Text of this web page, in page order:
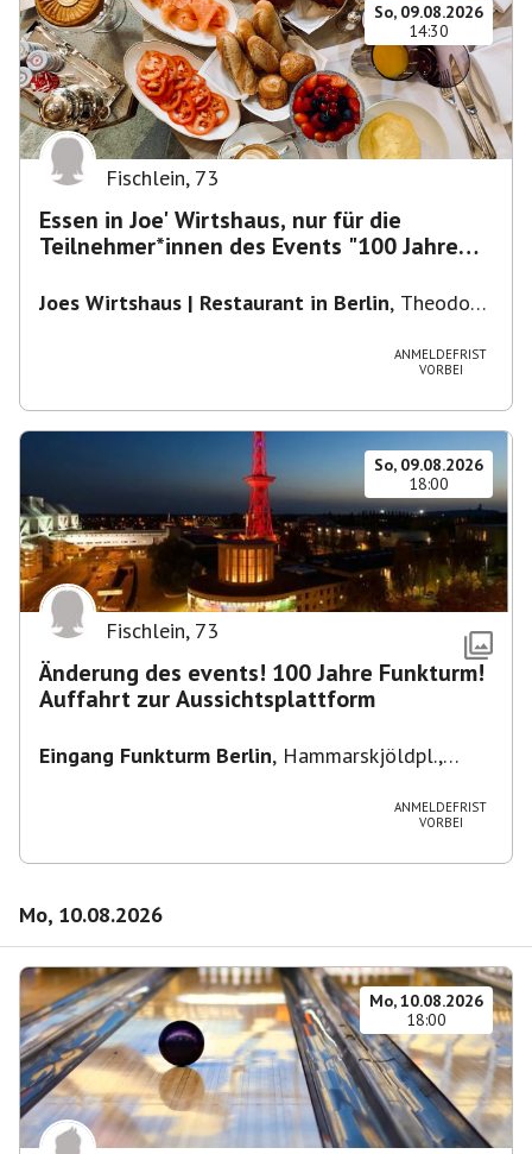
So, 09.08.2026
14:30
Fischlein, 73
Essen in Joe' Wirtshaus, nur für die
Teilnehmer*innen des Events "100 Jahre
Joes Wirtshaus | Restaurant in Berlin, Theodor-
ANMELDEFRIST
VORBEI
So, 09.08.2026
18:00
Fischlein, 73
Änderung des events! 100 Jahre Funkturm!
Auffahrt zur Aussichtsplattform
Eingang Funkturm Berlin, Hammarskjöldpl.,
ANMELDEFRIST
VORBEI
Mo, 10.08.2026
Mo, 10.08.2026
18:00